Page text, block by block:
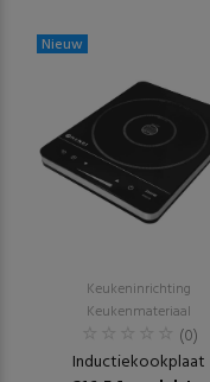
Nieuw
Keukeninrichting
Keukenmateriaal
(0)
Inductiekookplaat